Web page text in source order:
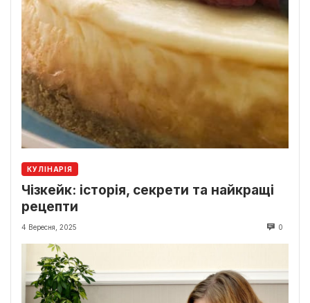
КУЛІНАРІЯ
Чізкейк: історія, секрети та найкращі
рецепти
4 Вересня, 2025 0